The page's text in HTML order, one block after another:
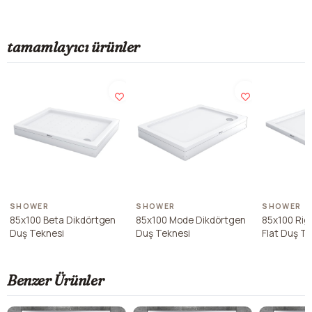
tamamlayıcı ürünler
SHOWER
85x100 Beta Dikdörtgen
Duş Teknesi
SHOWER
85x100 Mode Dikdörtgen
Duş Teknesi
SHOWER
85x100
Flat Duş
Benzer Ürünler